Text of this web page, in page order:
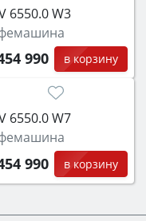
6550.0 W3
990 в корзину
6550.0 W7
990 в корзину